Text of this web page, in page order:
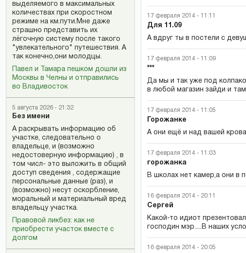
выделяемого в максимальных
количествах при скоростном
режиме на км.пути.Мне даже
страшно представить их
лёгочную систему после такого
"увлекательного" путешествия. А
так конечно,они молодцы.
Павел и Тамара пешком дошли из
Москвы в Челны и отправились
во Владивосток
5 августа 2026 - 21:32
Без имени
А раскрывать информацию об
участке, следовательно о
владельце, и (возможно
недостоверную информацию) , в
том числ- это выложить в общий
доступ сведения , содержащие
персональные данные (раз), и
(возможно) несут оскорбление,
моральный и материальный вред
владельцу участка.
Правовой ликбез: как не
приобрести участок вместе с
долгом
17 февраля 2014 - 11:11
Для 11.09
А вдруг ты в постели с
17 февраля 2014 - 11:09
***
Да мы и так уже под
в любой магазин зайди и
17 февраля 2014 - 11:05
Горожанке
А они ещё и над вашей
17 февраля 2014 - 11:03
горожанка
В школах нет камер,а они в
16 февраля 2014 - 20:11
Сергей
Какой-то идиот
господин мэр.....В наших
16 февраля 2014 - 20:05